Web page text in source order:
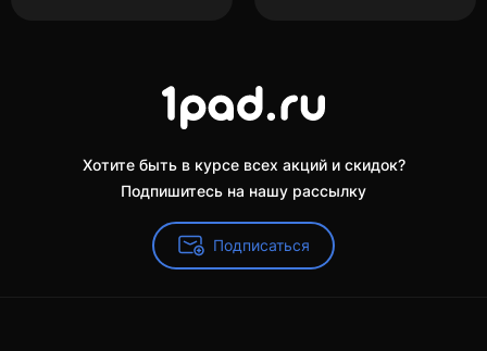
Хотите быть в курсе всех акций и скидок?
Подпишитесь на нашу рассылку
Подписаться